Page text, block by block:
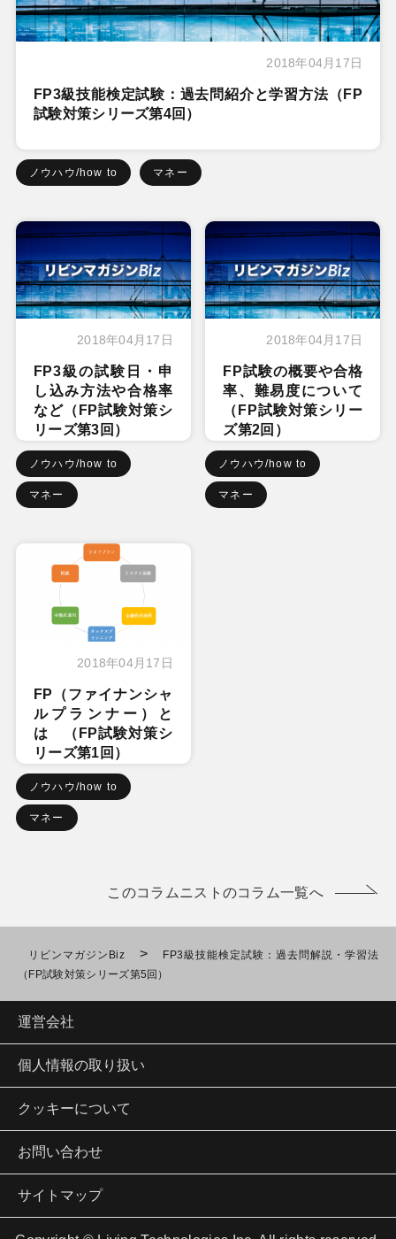
2018年04月17日
FP3級技能検定試験：過去問紹介と学習方法（FP
試験対策シリーズ第4回）
ノウハウ/how to マネー
2018年04月17日
FP3級の試験日・申
し込み方法や合格率
など（FP試験対策シ
リーズ第3回）
ノウハウ/how to
マネー
2018年04月17日
FP試験の概要や合格
率、難易度について
（FP試験対策シリー
ズ第2回）
ノウハウ/how to
マネー
2018年04月17日
FP（ファイナンシャ
ルプランナー）と
は （FP試験対策シ
リーズ第1回）
ノウハウ/how to
マネー
このコラムニストのコラム一覧へ
リビンマガジンBiz >
FP3級技能検定試験：過去問解説・学習法
（FP試験対策シリーズ第5回）
運営会社
個人情報の取り扱い
クッキーについて
お問い合わせ
サイトマップ